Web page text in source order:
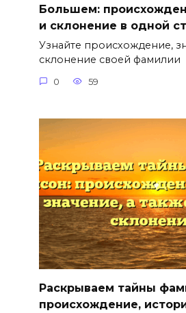
Большем:
и склонение в одной
Узнайте происхождение,
склонение своей фамилии
0 59
Раскрываем тайны
происхождение,